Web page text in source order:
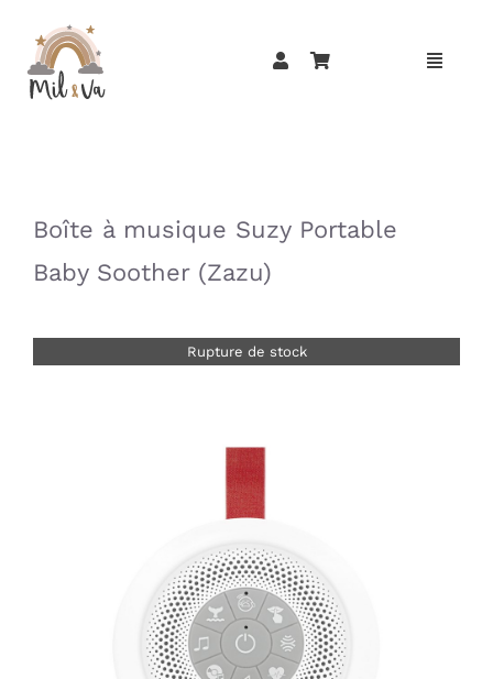
contenu
Boîte à musique Suzy Portable
Baby Soother (Zazu)
Rupture de stock